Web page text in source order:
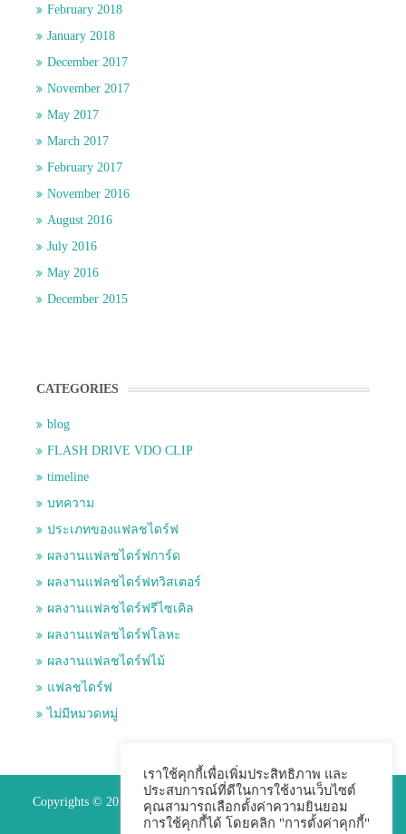
February 2018
January 2018
December 2017
November 2017
May 2017
March 2017
February 2017
November 2016
August 2016
July 2016
May 2016
December 2015
CATEGORIES
blog
FLASH DRIVE VDO CLIP
timeline
บทความ
ประเภทของแฟลชไดร์ฟ
ผลงานแฟลชไดร์ฟการ์ด
ผลงานแฟลชไดร์ฟทวิสเตอร์
ผลงานแฟลชไดร์ฟรีไซเคิล
ผลงานแฟลชไดร์ฟโลหะ
ผลงานแฟลชไดร์ฟไม้
แฟลชไดร์ฟ
ไม่มีหมวดหมู่
Copyrights © 2015 Premium Perfect Co.,ltd. All Rights Reserved.
เราใช้คุกกี้เพื่อเพิ่มประสิทธิภาพ และ
ประสบการณ์ที่ดีในการใช้งานเว็บไซต์
คุณสามารถเลือกตั้งค่าความยินยอม
การใช้คุกกี้ได้ โดยคลิก "การตั้งค่าคุกกี้"